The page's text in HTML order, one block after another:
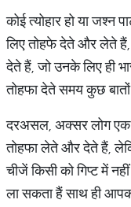
कोई त्योहार हो या जश्न
लिए तोहफे देते और लेते
देते हैं, जो उनके लिए ही
तोहफा देते समय कुछ
दरअसल, अक्सर लोग एक
तोहफा लेते और देते हैं,
चीजें किसी को गिप्ट में
ला सकता हैं साथ ही